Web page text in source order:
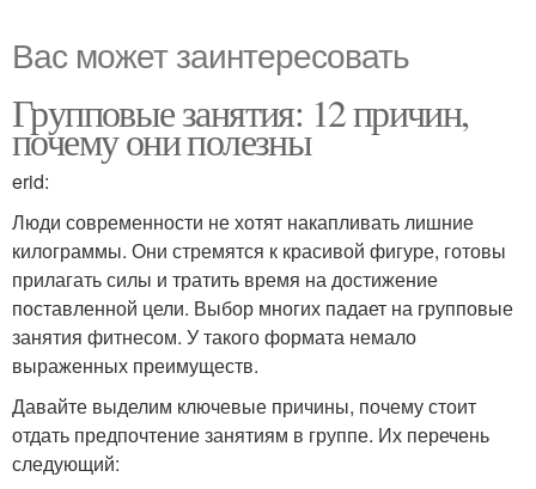
Вас может заинтересовать
Групповые занятия: 12 причин,
почему они полезны
erid:
Люди современности не хотят накапливать лишние
килограммы. Они стремятся к красивой фигуре, готовы
прилагать силы и тратить время на достижение
поставленной цели. Выбор многих падает на групповые
занятия фитнесом. У такого формата немало
выраженных преимуществ.
Давайте выделим ключевые причины, почему стоит
отдать предпочтение занятиям в группе. Их перечень
следующий: